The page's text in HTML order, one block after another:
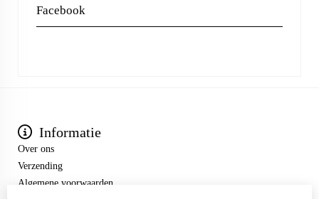
Facebook
Informatie
Over ons
Verzending
Algemene voorwaarden